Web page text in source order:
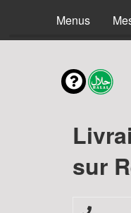
Menus
sur